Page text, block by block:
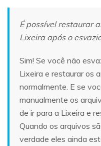
Repairit - Reparar
UBackit - Backup de
É possível restaurar
Lixeira após o
Sim! Se você não
Lixeira e restaurar os
normalmente. E se
manualmente os
de ir para a Lixeira e
Quando os arquivos
verdade eles ainda